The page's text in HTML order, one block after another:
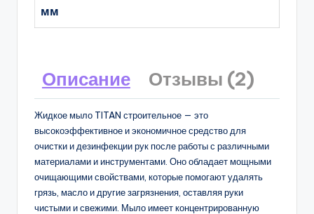
мм
Описание Отзывы (2)
Жидкое мыло TITAN строительное — это
высокоэффективное и экономичное средство для
очистки и дезинфекции рук после работы с различными
материалами и инструментами. Оно обладает мощными
очищающими свойствами, которые помогают удалять
грязь, масло и другие загрязнения, оставляя руки
чистыми и свежими. Мыло имеет концентрированную